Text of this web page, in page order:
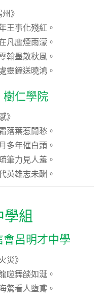
》
王事化殘紅。
凡塵煙雨濛。
翰墨散秋風。
靈鐘送曉鴻。
仁學院
》
落葉惹閒愁。
多年催白頭。
筆力見人羞。
英雄志未酬。
組
呂明才中學
災》
噬舞燄如涎。
驚看人墮鳶。